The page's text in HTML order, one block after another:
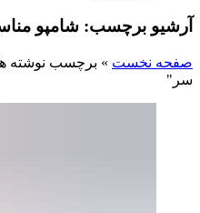
آرشیو برچسب: شامپو
صفحه نخست » برچسب نوشته
سر"